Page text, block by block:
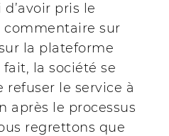
pris le
commentaire sur
la plateforme
la société se
refuser le service à
après le processus
regrettons que